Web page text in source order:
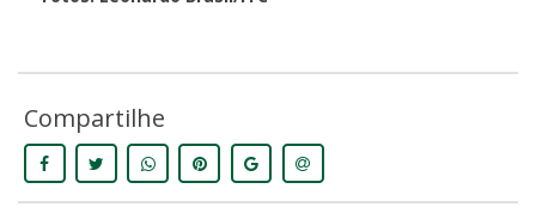
Compartilhe